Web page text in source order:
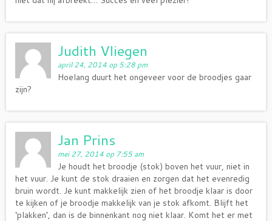
Judith Vliegen
april 24, 2014 op 5:28 pm
Hoelang duurt het ongeveer voor de broodjes gaar
zijn?
Jan Prins
mei 27, 2014 op 7:55 am
Je houdt het broodje (stok) boven het vuur, niet in
het vuur. Je kunt de stok draaien en zorgen dat het evenredig
bruin wordt. Je kunt makkelijk zien of het broodje klaar is door
te kijken of je broodje makkelijk van je stok afkomt. Blijft het
‘plakken’, dan is de binnenkant nog niet klaar. Komt het er met